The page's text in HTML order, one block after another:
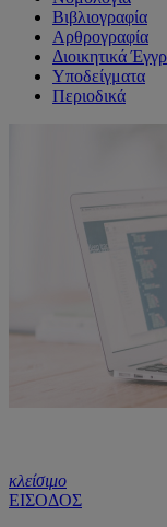
Βιβλιογραφία
Αρθρογραφία
Διοικητικά
Υποδείγματα
Περιοδικά
κλείσιμο
ΕΙΣΟΔΟΣ